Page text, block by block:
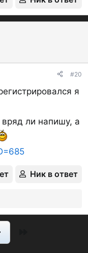
#20
я
ли напишу, а
Ник в ответ